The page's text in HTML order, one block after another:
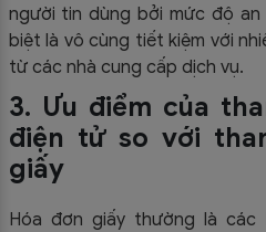
người tin dùng bởi mức độ
biệt là vô cùng tiết kiệm với
từ các nhà cung cấp dịch vụ.
3. Ưu điểm của
điện tử so với
giấy
Hóa đơn giấy thường là